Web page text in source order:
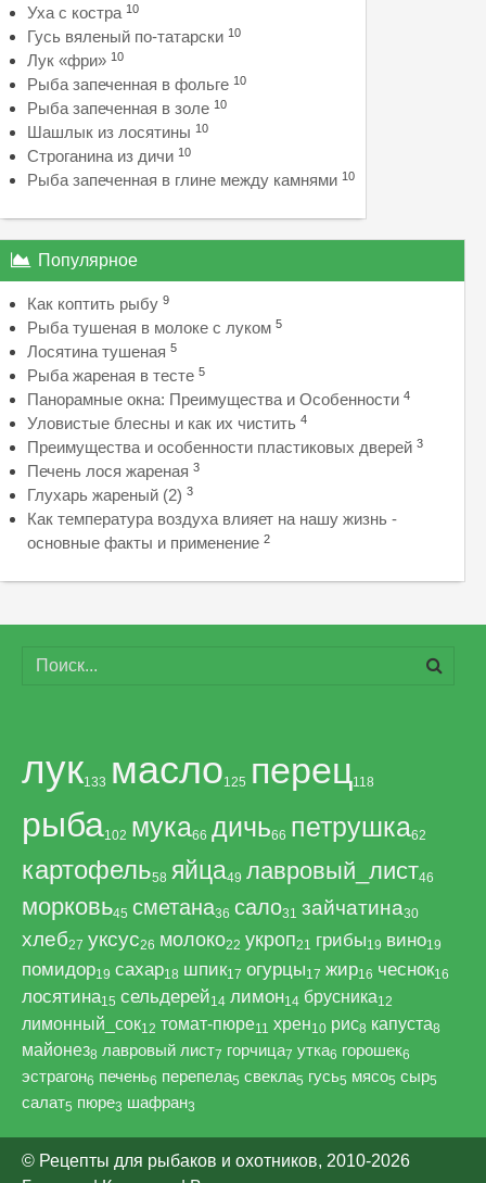
Уха с костра 10
Гусь вяленый по-татарски 10
Лук «фри» 10
Рыба запеченная в фольге 10
Рыба запеченная в золе 10
Шашлык из лосятины 10
Строганина из дичи 10
Рыба запеченная в глине между камнями 10
Популярное
Как коптить рыбу 9
Рыба тушеная в молоке с луком 5
Лосятина тушеная 5
Рыба жареная в тесте 5
Панорамные окна: Преимущества и Особенности 4
Уловистые блесны и как их чистить 4
Преимущества и особенности пластиковых дверей 3
Печень лося жареная 3
Глухарь жареный (2) 3
Как температура воздуха влияет на нашу жизнь -
основные факты и применение 2
лук133 масло125 перец118
рыба102 мука66 дичь66 петрушка62
картофель58 яйца49 лавровый_лист46
морковь45 сметана36 сало31 зайчатина30
хлеб27 уксус26 молоко22 укроп21 грибы19 вино19
помидор19 сахар18 шпик17 огурцы17 жир16 чеснок16
лосятина15 сельдерей14 лимон14 брусника12
лимонный_сок12 томат-пюре11 хрен10 рис8 капуста8
майонез8 лавровый лист7 горчица7 утка6 горошек6
эстрагон6 печень6 перепела5 свекла5 гусь5 мясо5 сыр5
салат5 пюре3 шафран3
© Рецепты для рыбаков и охотников, 2010-2026